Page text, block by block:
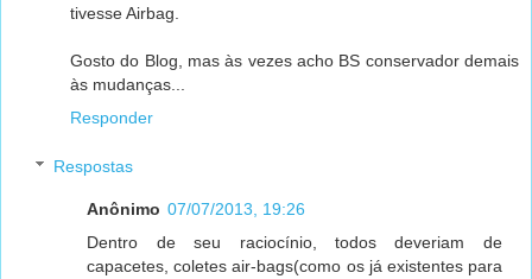
tivesse Airbag.
Gosto do Blog, mas às vezes acho BS conservador demais
às mudanças...
Responder
Respostas
Anônimo 07/07/2013, 19:26
Dentro de seu raciocínio, todos deveriam de
capacetes, coletes air-bags(como os já existentes para